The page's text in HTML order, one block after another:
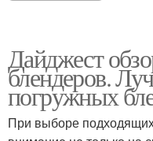
Дайджест
блендеров.
погружных
При выборе